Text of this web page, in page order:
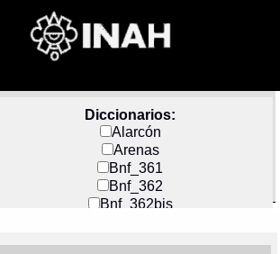
Diccionarios:
Alarcón
Arenas
Bnf_361
Bnf_362
Bnf_362bis